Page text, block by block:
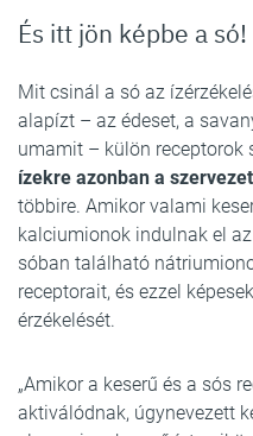
És itt jön képbe a só!
Mit csinál a só az
alapízt – az édeset, a
umamit – külön receptorok
ízekre azonban a
többire. Amikor valami
kalciumionok indulnak el
sóban található
receptorait, és ezzel
érzékelését.
„Amikor a keserű és a sós
aktiválódnak, úgynevezett